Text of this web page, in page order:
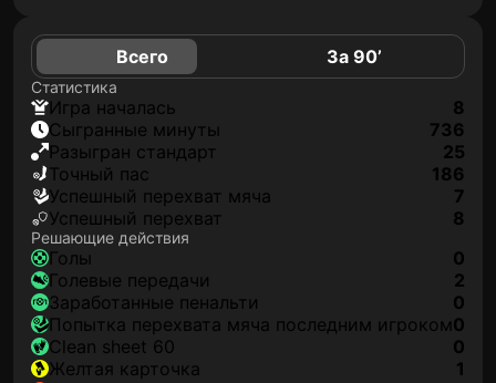
Всего За 90’
Статистика
игра началась
8
сыгранные минуты
736
разыгран стандарт
25
точный пас
186
успешный перехват мяча
7
успешный перехват
8
Решающие действия
голы
0
голевые передачи
2
заработанные пенальти
0
попытка перехвата мяча последним игроком0
clean sheet 60
0
желтая карточка
1